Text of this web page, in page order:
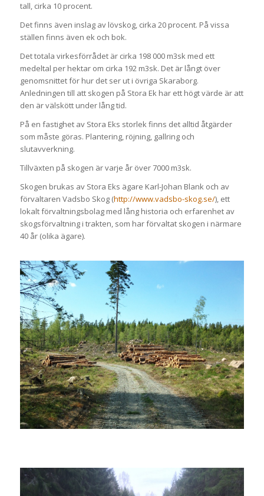
tall, cirka 10 procent.
Det finns även inslag av lövskog, cirka 20 procent. På vissa
ställen finns även ek och bok.
Det totala virkesförrådet är cirka 198 000 m3sk med ett
medeltal per hektar om cirka 192 m3sk. Det är långt över
genomsnittet för hur det ser ut i övriga Skaraborg.
Anledningen till att skogen på Stora Ek har ett högt värde är att
den är välskött under lång tid.
På en fastighet av Stora Eks storlek finns det alltid åtgärder
som måste göras. Plantering, röjning, gallring och
slutavverkning.
Tillväxten på skogen är varje år över 7000 m3sk.
Skogen brukas av Stora Eks ägare Karl-Johan Blank och av
förvaltaren Vadsbo Skog (http://www.vadsbo-skog.se/), ett
lokalt förvaltningsbolag med lång historia och erfarenhet av
skogsförvaltning i trakten, som har förvaltat skogen i närmare
40 år (olika ägare).